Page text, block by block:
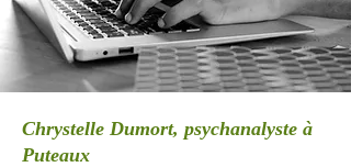
Chrystelle Dumort, psychanalyste à
Puteaux